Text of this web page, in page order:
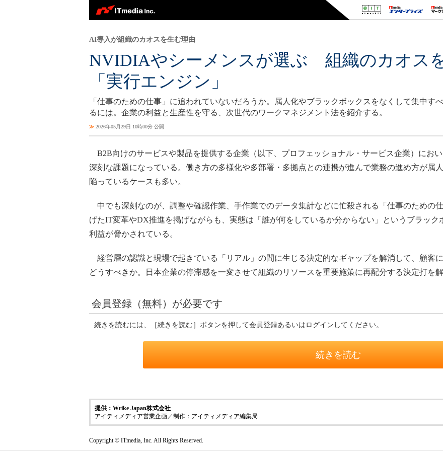
NVIDIAやシーメンスが選ぶ 組織のカオス
「実行エンジン」
AI導入が組織のカオスを生む理由
「仕事のための仕事」に追われていないだろうか。属人化やブラックボックスをなくして集中す
るには。企業の利益と生産性を守る、次世代のワークマネジメント法を紹介する。
≫ 2026年05月29日 10時00分 公開
B2B向けのサービスや製品を提供する企業（以下、プロフェッショナル・サービス企業）にお
深刻な課題になっている。働き方の多様化や多部署・多拠点との連携が進んで業務の進め方が属
陥っているケースも多い。
中でも深刻なのが、調整や確認作業、手作業でのデータ集計などに忙殺される「仕事のための
げたIT変革やDX推進を掲げながらも、実態は「誰が何をしているか分からない」というブラック
利益が脅かされている。
経営層の認識と現場で起きている「リアル」の間に生じる決定的なギャップを解消して、顧客
どうすべきか。日本企業の停滞感を一変させて組織のリソースを重要施策に再配分する決定打を解
会員登録（無料）が必要です
続きを読むには、［続きを読む］ボタンを押して会員登録あるいはログインしてください。
続きを読む
提供：Wrike Japan株式会社
アイティメディア営業企画／制作：アイティメディア編集局
Copyright © ITmedia, Inc. All Rights Reserved.